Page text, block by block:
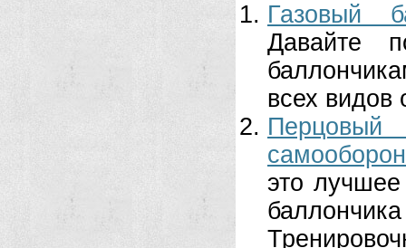
Газовый
Давайте
всех видов
это